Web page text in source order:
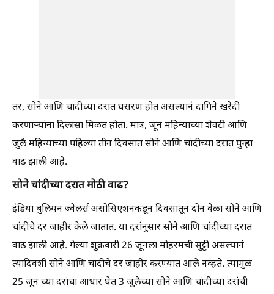
तर, सोने आणि चांदीच्या दरात घसरण होत असल्यानं दागिने खरेदी
करणाऱ्यांना दिलासा मिळत होता. मात्र, जून महिन्याच्या शेवटी आणि
जुलै महिन्याच्या पहिल्या तीन दिवसात सोने आणि चांदीच्या दरात पुन्हा
वाढ झाली आहे.
सोने चांदीच्या दरात मोठी वाढ?
इंडिया बुलियन ज्वेलर्स असोसिएशनकडून दिवसातून दोन वेळा सोने आणि
चांदीचे दर जाहीर केले जातात. या दरांनुसार सोने आणि चांदीच्या दरात
वाढ झाली आहे. गेल्या शुक्रवारी 26 जूनला मोहरमची सुट्टी असल्यानं
त्यादिवशी सोने आणि चांदीचे दर जाहीर करण्यात आले नव्हते. त्यामुळं
25 जून च्या दरांचा आधार घेत 3 जुलैच्या सोने आणि चांदीच्या दरांची